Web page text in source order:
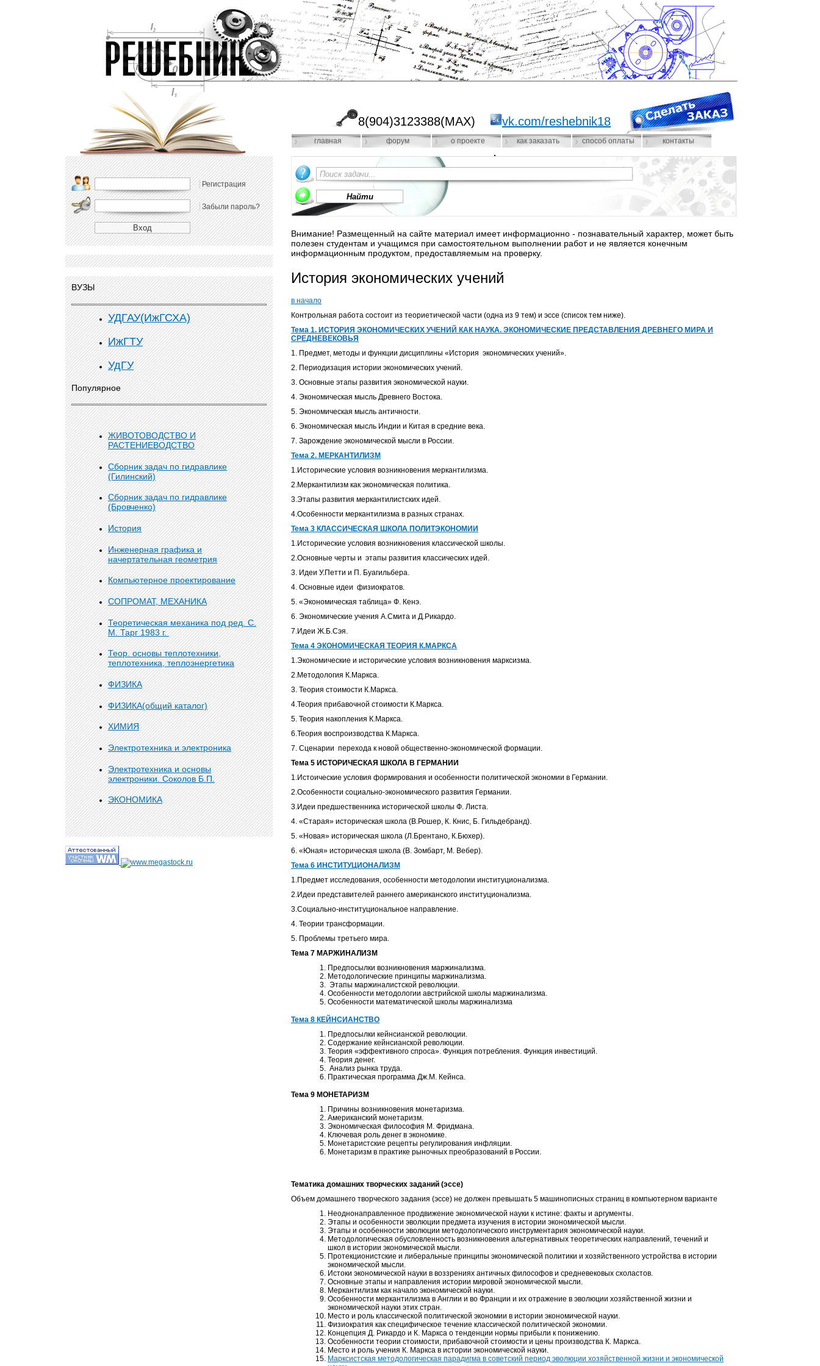
8(904)3123388(MAX) vk.com/reshebnik18
главная форум о проекте как заказать способ оплаты контакты
Регистрация
Забыли пароль?
ВУЗЫ
УДГАУ(ИжГСХА)
ИжГТУ
УдГУ
Популярное
ЖИВОТОВОДСТВО И
РАСТЕНИЕВОДСТВО
Сборник задач по гидравлике
(Гилинский)
Сборник задач по гидравлике
(Бровченко)
История
Инженерная графика и
начертательная геометрия
Компьютерное проектирование
СОПРОМАТ, МЕХАНИКА
Теоретическая механика под ред. С.
М. Тарг 1983 г.
Теор. основы теплотехники,
теплотехника, теплоэнергетика
ФИЗИКА
ФИЗИКА(общий каталог)
ХИМИЯ
Электротехника и электроника
Электротехника и основы
электроники. Соколов Б.П.
ЭКОНОМИКА
Внимание! Размещенный на сайте материал имеет информационно - познавательный характер, может быть
полезен студентам и учащимся при самостоятельном выполнении работ и не является конечным
информационным продуктом, предоставляемым на проверку.
История экономических учений
в начало
Контрольная работа состоит из теориетической части (одна из 9 тем) и эссе (список тем ниже).
Тема 1. ИСТОРИЯ ЭКОНОМИЧЕСКИХ УЧЕНИЙ КАК НАУКА. ЭКОНОМИЧЕСКИЕ ПРЕДСТАВЛЕНИЯ ДРЕВНЕГО МИРА И
СРЕДНЕВЕКОВЬЯ
1. Предмет, методы и функции дисциплины «История экономических учений».
2. Периодизация истории экономических учений.
3. Основные этапы развития экономической науки.
4. Экономическая мысль Древнего Востока.
5. Экономическая мысль античности.
6. Экономическая мысль Индии и Китая в средние века.
7. Зарождение экономической мысли в России.
Тема 2. МЕРКАНТИЛИЗМ
1.Исторические условия возникновения меркантилизма.
2.Меркантилизм как экономическая политика.
3.Этапы развития меркантилистских идей.
4.Особенности меркантилизма в разных странах.
Тема 3 КЛАССИЧЕСКАЯ ШКОЛА ПОЛИТЭКОНОМИИ
1.Исторические условия возникновения классической школы.
2.Основные черты и этапы развития классических идей.
3. Идеи У.Петти и П. Буагильбера.
4. Основные идеи физиократов.
5. «Экономическая таблица» Ф. Кенэ.
6. Экономические учения А.Смита и Д.Рикардо.
7.Идеи Ж.Б.Сэя.
Тема 4 ЭКОНОМИЧЕСКАЯ ТЕОРИЯ К.МАРКСА
1.Экономические и исторические условия возникновения марксизма.
2.Методология К.Маркса.
3. Теория стоимости К.Маркса.
4.Теория прибавочной стоимости К.Маркса.
5. Теория накопления К.Маркса.
6.Теория воспроизводства К.Маркса.
7. Сценарии перехода к новой общественно-экономической формации.
Тема 5 ИСТОРИЧЕСКАЯ ШКОЛА В ГЕРМАНИИ
1.Истоические условия формирования и особенности политической экономии в Германии.
2.Особенности социально-экономического развития Германии.
3.Идеи предшественника исторической школы Ф. Листа.
4. «Старая» историческая школа (В.Рошер, К. Книс, Б. Гильдебранд).
5. «Новая» историческая школа (Л.Брентано, К.Бюхер).
6. «Юная» историческая школа (В. Зомбарт, М. Вебер).
Тема 6 ИНСТИТУЦИОНАЛИЗМ
1.Предмет исследования, особенности методологии институционализма.
2.Идеи представителей раннего американского институционализма.
3.Социально-институциональное направление.
4. Теории трансформации.
5. Проблемы третьего мира.
Тема 7 МАРЖИНАЛИЗМ
Предпосылки возникновения маржинализма.
Методологические принципы маржинализма.
Этапы маржиналистской революции.
Особенности методологии австрийской школы маржинализма.
Особенности математической школы маржинализма
Тема 8 КЕЙНСИАНСТВО
Предпосылки кейнсианской революции.
Содержание кейнсианской революции.
Теория «эффективного спроса». Функция потребления. Функция инвестиций.
Теория денег.
Анализ рынка труда.
Практическая программа Дж.М. Кейнса.
Тема 9 МОНЕТАРИЗМ
Причины возникновения монетаризма.
Американский монетаризм.
Экономическая философия М. Фридмана.
Ключевая роль денег в экономике.
Монетаристские рецепты регулирования инфляции.
Монетаризм в практике рыночных преобразований в России.
Тематика домашних творческих заданий (эссе)
Объем домашнего творческого задания (эссе) не должен превышать 5 машинописных страниц в компьютерном варианте
Неоднонаправленное продвижение экономической науки к истине: факты и аргументы.
Этапы и особенности эволюции предмета изучения в истории экономической мысли.
Этапы и особенности эволюции методологического инструментария экономической науки.
Методологическая обусловленность возникновения альтернативных теоретических направлений, течений и
школ в истории экономической мысли.
Протекционистские и либеральные принципы экономической политики и хозяйственного устройства в истории
экономической мысли.
Истоки экономической науки в воззрениях античных философов и средневековых схоластов.
Основные этапы и направления истории мировой экономической мысли.
Меркантилизм как начало экономической науки.
Особенности меркантилизма в Англии и во Франции и их отражение в эволюции хозяйственной жизни и
экономической науки этих стран.
Место и роль классической политической экономии в истории экономической науки.
Физиократия как специфическое течение классической политической экономии.
Концепция Д. Рикардо и К. Маркса о тенденции нормы прибыли к понижению.
Особенности теории стоимости, прибавочной стоимости и цены производства К. Маркса.
Место и роль учения К. Маркса в истории экономической науки.
Марксистская методологическая парадигма в советский период эволюции хозяйственной жизни и экономической